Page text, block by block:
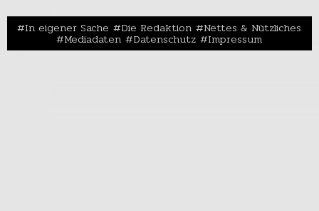
In eigener Sache Die Redaktion Nettes & Nützliches
Mediadaten Datenschutz Impressum